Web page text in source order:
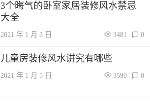
3个晦气的卧室家居装修风水禁忌
大全
2021 年 1 月 3 日 3481 0
儿童房装修风水讲究有哪些
2021 年 1 月 5 日 3590 0